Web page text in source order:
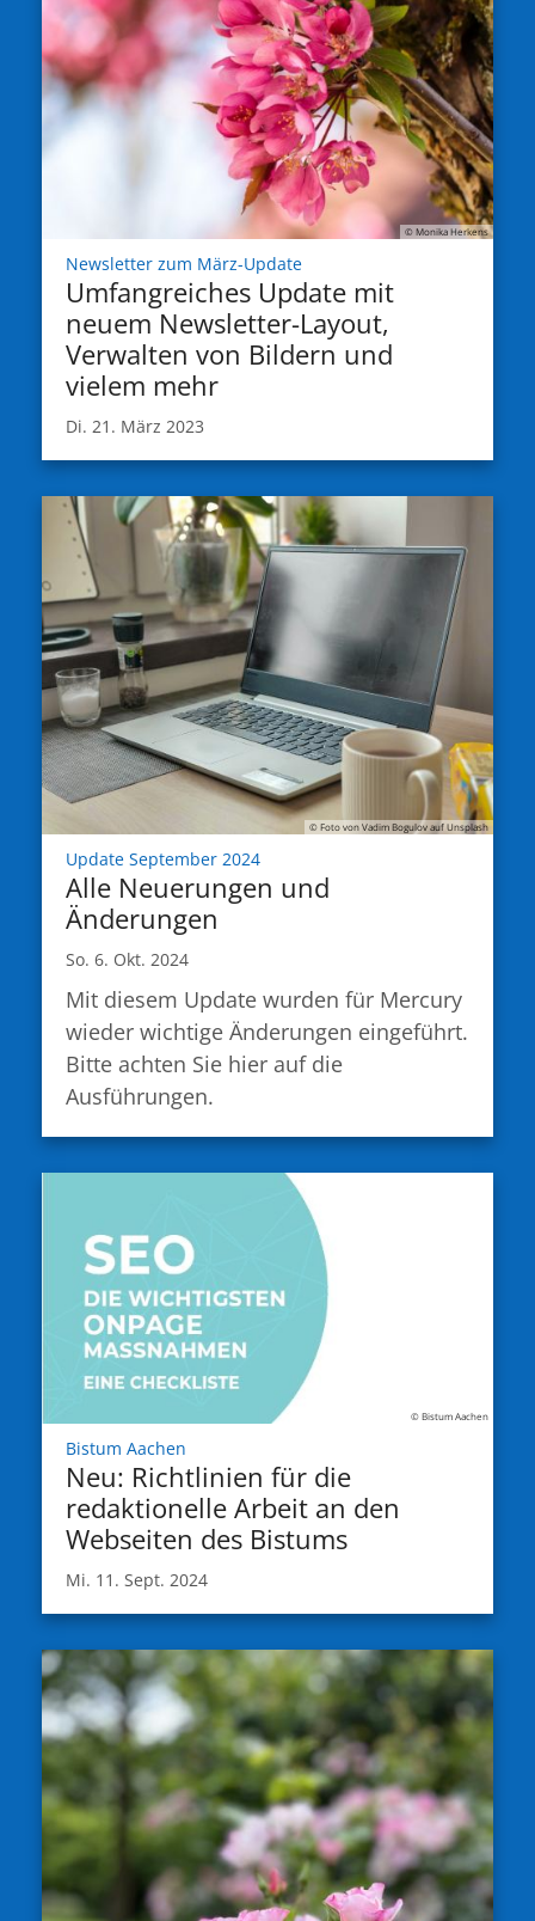
© Monika Herkens
Newsletter zum März-Update:
Umfangreiches Update mit
neuem Newsletter-Layout,
Verwalten von Bildern und
vielem mehr
Di. 21. März 2023
© Foto von Vadim Bogulov auf Unsplash
Update September 2024:
Alle Neuerungen und
Änderungen
So. 6. Okt. 2024
Mit diesem Update wurden für Mercury
wieder wichtige Änderungen eingeführt.
Bitte achten Sie hier auf die
Ausführungen.
© Bistum Aachen
Bistum Aachen
Neu: Richtlinien für die
redaktionelle Arbeit an den
Webseiten des Bistums
Mi. 11. Sept. 2024